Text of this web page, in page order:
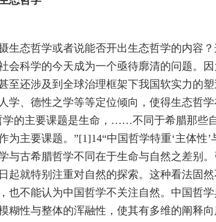
生态哲学或者说能否开出生态哲学的内容
会科学的今天成为一个亟待廓清的问题。
至还涉及到全球治理框架下我国软实力的
学、德性之学等等定位倾向，使得生态哲
学的主要课题是生命，……不同于希腊那些
为主要课题。”[1]14“中国哲学特重‘主体性’
与古希腊哲学不同在于生命与自然之差别
起就特别注重对自然的探索。这种看法固
也不能认为中国哲学不关注自然。中国哲学
糊性与整体的浑融性，使其有多维的阐释